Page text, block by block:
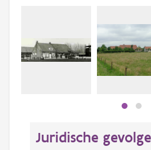
Juridische